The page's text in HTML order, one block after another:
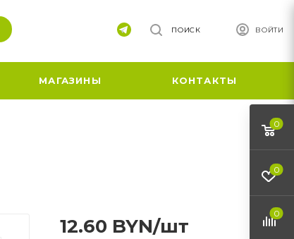
ВОЙТИ
ПОИСК
МАГАЗИНЫ КОНТАКТЫ
12.60 BYN/шт
0
0
0